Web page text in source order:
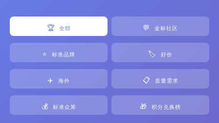
🏆 全部 💬 金标社区
⭐ 标准品牌 🏷️ 好价
✈️ 海外 📋 质量需求
💰 标准众筹 🎁 积分兑换榜